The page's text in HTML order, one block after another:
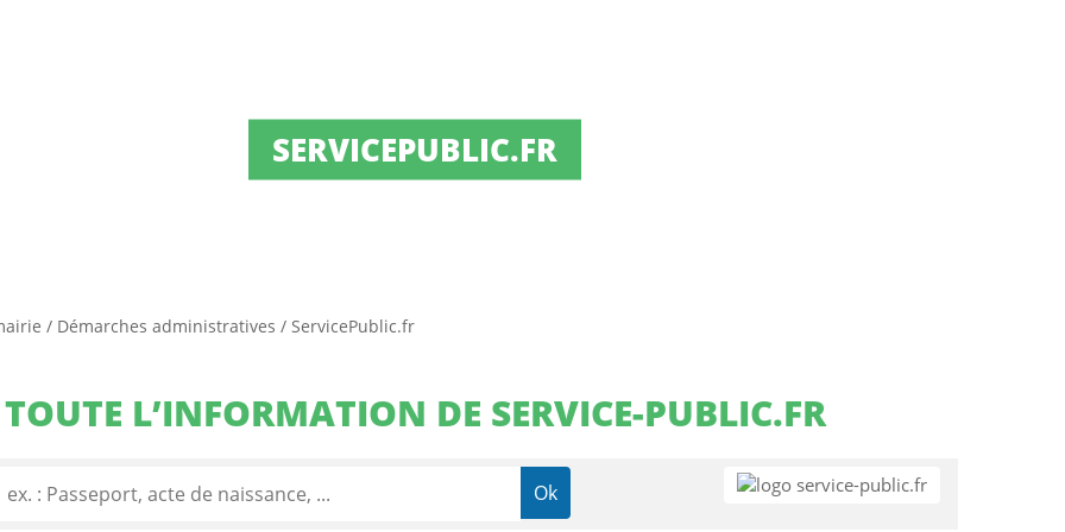
SERVICEPUBLIC.FR
/ Démarches administratives / ServicePublic.fr
TOUTE L’INFORMATION DE SERVICE-PUBLIC.FR